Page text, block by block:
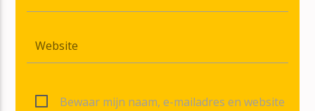
Bewaar mijn naam, e-mailadres en website